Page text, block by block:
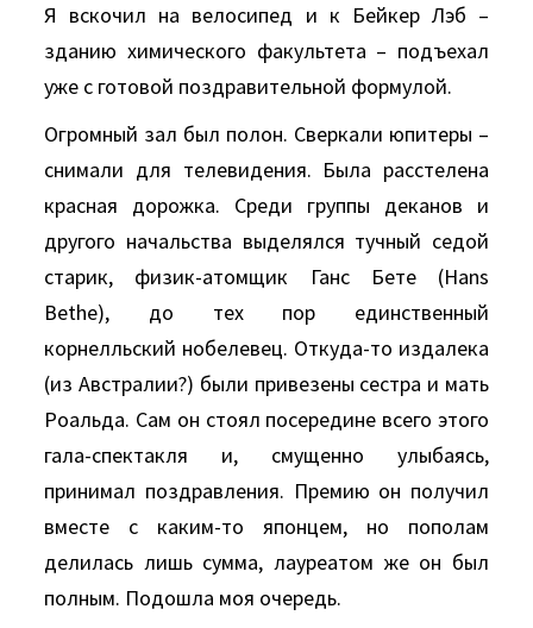
Я вскочил на велосипед и к Бейкер Лэб –
зданию химического факультета – подъехал
уже с готовой поздравительной формулой.
Огромный зал был полон. Сверкали юпитеры –
снимали для телевидения. Была расстелена
красная дорожка. Среди группы деканов и
другого начальства выделялся тучный седой
старик, физик-атомщик Ганс Бете (Hans
Bethe), до тех пор единственный
корнелльский нобелевец. Откуда-то издалека
(из Австралии?) были привезены сестра и мать
Роальда. Сам он стоял посередине всего этого
гала-спектакля и, смущенно улыбаясь,
принимал поздравления. Премию он получил
вместе с каким-то японцем, но пополам
делилась лишь сумма, лауреатом же он был
полным. Подошла моя очередь.